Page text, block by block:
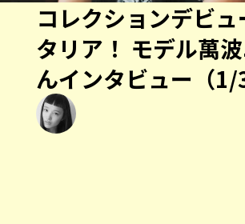
コレクションデビュ
タリア！ モデル萬
んインタビュー（1/3